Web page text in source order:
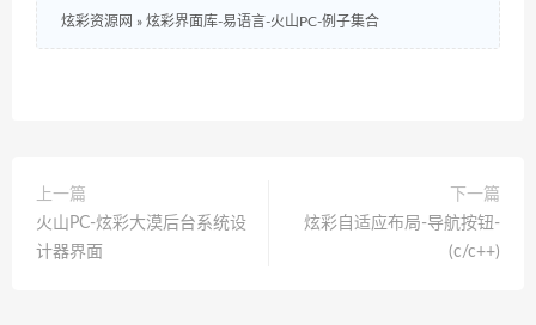
炫彩资源网 » 炫彩界面库-易语言-火山PC-例子集合
上一篇
火山PC-炫彩大漠后台系统设
计器界面
下一篇
炫彩自适应布局-导航按钮-
(c/c++)